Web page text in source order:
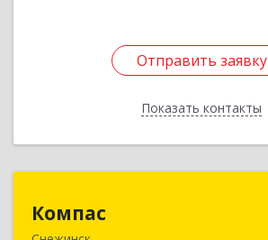
Отправить заявку
Показать контакты
Отправить заявку
Назад
Компас